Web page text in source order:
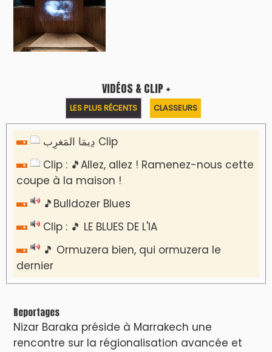
VIDÉOS & CLIP +
LES PLUS RÉCENTS CLASSEURS
دِيمَا المَغرِب Clip
Clip : 🎵Allez, allez ! Ramenez-nous cette
coupe à la maison !
🎵Bulldozer Blues
Clip : 🎵 LE BLUES DE L'IA
🎵 Ormuzera bien, qui ormuzera le
dernier
Reportages
Nizar Baraka préside à Marrakech une
rencontre sur la régionalisation avancée et